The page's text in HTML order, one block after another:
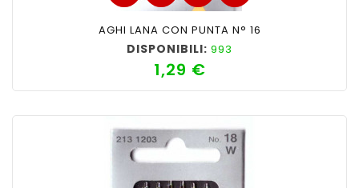
AGHI LANA CON PUNTA N° 16
DISPONIBILI: 993
1,29 €Prezzo